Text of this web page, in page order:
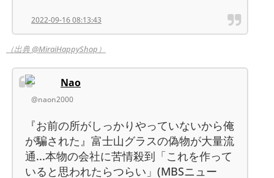
2022-09-16 08:13:43
（出典 @MiraiHappyShop）
Nao
@naon2000
『お前の所がしっかりやっていないから俺
が騙された』富士山グラスの偽物が大量流
通...本物の会社に苦情殺到「これを作って
いると思われたらつらい」(MBSニュー